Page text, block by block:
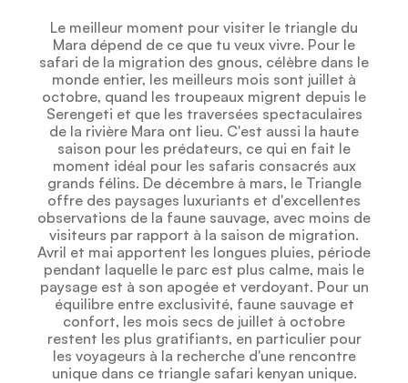
Le meilleur moment pour visiter le triangle du
Mara dépend de ce que tu veux vivre. Pour le
safari de la migration des gnous, célèbre dans le
monde entier, les meilleurs mois sont juillet à
octobre, quand les troupeaux migrent depuis le
Serengeti et que les traversées spectaculaires
de la rivière Mara ont lieu. C'est aussi la haute
saison pour les prédateurs, ce qui en fait le
moment idéal pour les safaris consacrés aux
grands félins. De décembre à mars, le Triangle
offre des paysages luxuriants et d'excellentes
observations de la faune sauvage, avec moins de
visiteurs par rapport à la saison de migration.
Avril et mai apportent les longues pluies, période
pendant laquelle le parc est plus calme, mais le
paysage est à son apogée et verdoyant. Pour un
équilibre entre exclusivité, faune sauvage et
confort, les mois secs de juillet à octobre
restent les plus gratifiants, en particulier pour
les voyageurs à la recherche d'une rencontre
unique dans ce triangle safari kenyan unique.